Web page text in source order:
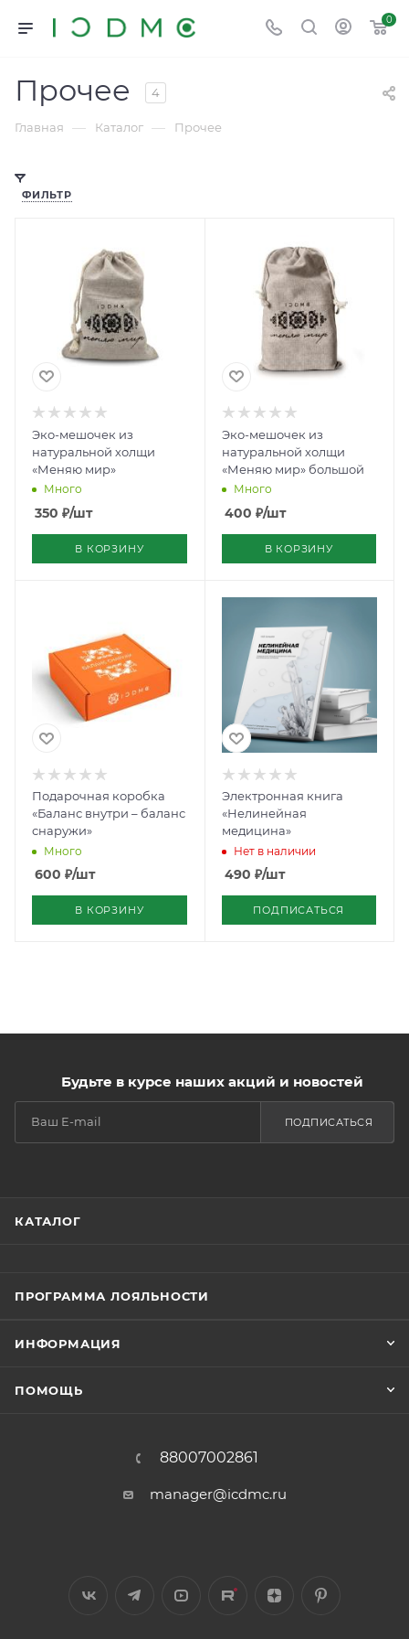
0
Прочее 4
Главная — Каталог — Прочее
ФИЛЬТР
Эко-мешочек из
натуральной холщи
«Меняю мир»
Много
350 ₽/шт
В КОРЗИНУ
Эко-мешочек из
натуральной холщи
«Меняю мир» большой
Много
400 ₽/шт
В КОРЗИНУ
Подарочная коробка
«Баланс внутри – баланс
снаружи»
Много
600 ₽/шт
В КОРЗИНУ
Электронная книга
«Нелинейная
медицина»
Нет в наличии
490 ₽/шт
ПОДПИСАТЬСЯ
Будьте в курсе наших акций и новостей
ПОДПИСАТЬСЯ
КАТАЛОГ
ПРОГРАММА ЛОЯЛЬНОСТИ
ИНФОРМАЦИЯ
ПОМОЩЬ
88007002861
manager@icdmc.ru